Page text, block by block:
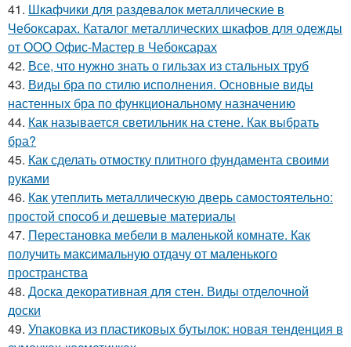
41. Шкафчики для раздевалок металлические в
Чебоксарах. Каталог металлических шкафов для одежды
от ООО Офис-Мастер в Чебоксарах
42. Все, что нужно знать о гильзах из стальных труб
43. Виды бра по стилю исполнения. Основные виды
настенных бра по функциональному назначению
44. Как называется светильник на стене. Как выбрать
бра?
45. Как сделать отмостку плитного фундамента своими
руками
46. Как утеплить металлическую дверь самостоятельно:
простой способ и дешевые материалы
47. Перестановка мебели в маленькой комнате. Как
получить максимальную отдачу от маленького
пространства
48. Доска декоративная для стен. Виды отделочной
доски
49. Упаковка из пластиковых бутылок: новая тенденция в